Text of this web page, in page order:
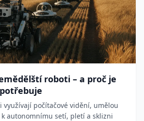
roboti – a proč je
využívají počítačové vidění, umělou
k autonomnímu setí, pletí a sklizni